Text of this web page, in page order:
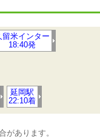
留米インター
18:40発
延岡駅
22:10着
があります。